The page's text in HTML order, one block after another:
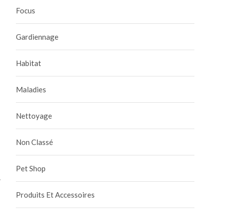
Focus
Gardiennage
Habitat
Maladies
Nettoyage
Non Classé
Pet Shop
Produits Et Accessoires